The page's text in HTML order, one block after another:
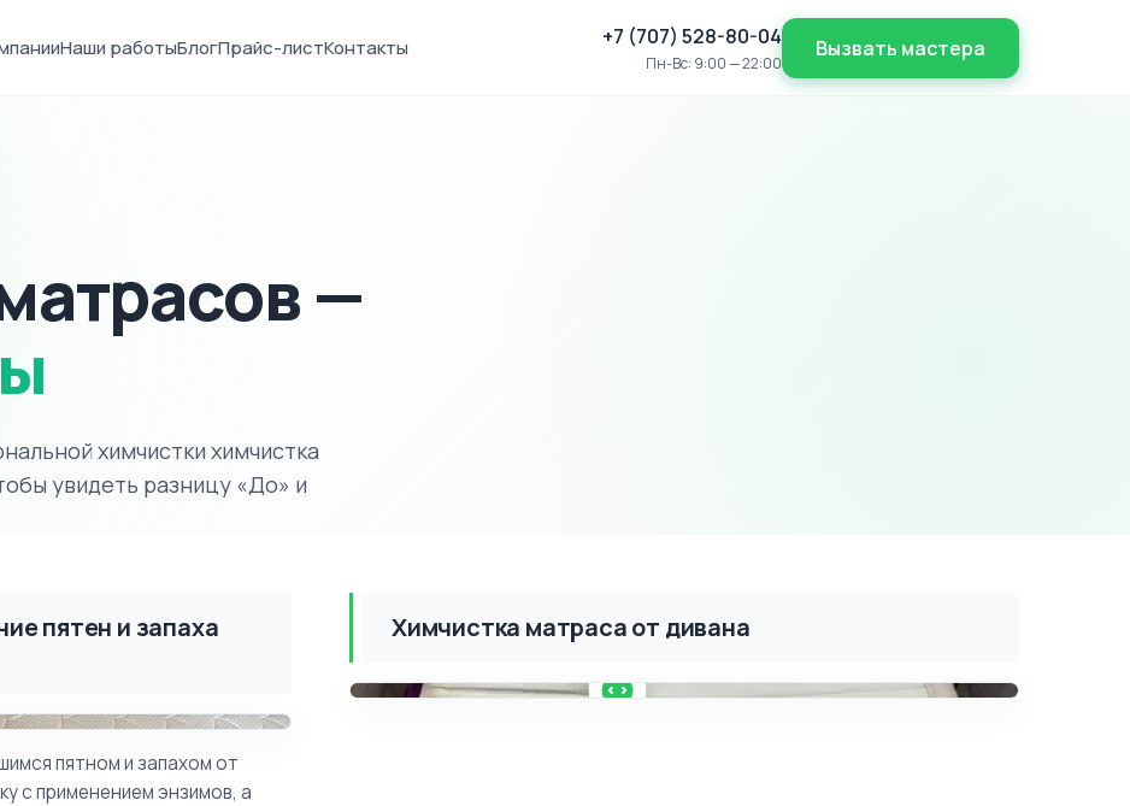
Наши работыБлогПрайс-листКонтакты +7 (707) 528-80-04
Пн-Вс: 9:00 — 22:00
Вызвать мастера
—
химчистки химчистка
увидеть разницу «До» и
пятен и запаха
пятном и запахом от
с применением энзимов, а
Химчистка матраса от дивана